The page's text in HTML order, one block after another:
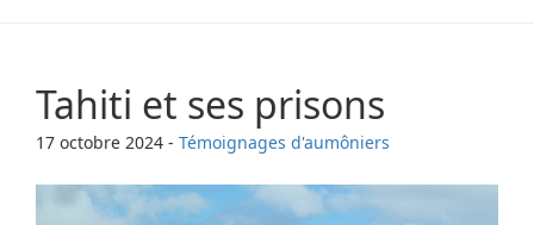
Tahiti et ses prisons
17 octobre 2024 - Témoignages d'aumôniers